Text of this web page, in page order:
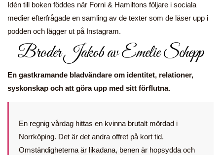
Idén till boken föddes när Forni & Hamiltons följare i sociala
medier efterfrågade en samling av de texter som de läser upp i
podden och lägger ut på Instagram.
Broder Jakob av Emelie Schepp
En gastkramande bladvändare om identitet, relationer,
syskonskap och att göra upp med sitt förflutna.
En regnig vårdag hittas en kvinna brutalt mördad i
Norrköping. Det är det andra offret på kort tid.
Omständigheterna är likadana, benen är hopsydda och